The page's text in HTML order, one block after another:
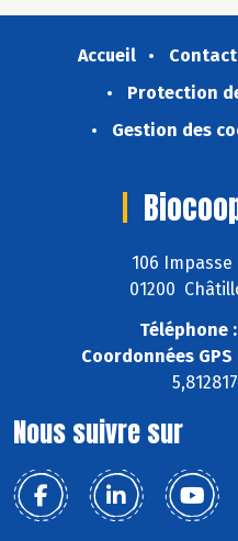
Accueil Contact
Protection
Gestion des
106
01200
Téléphone :
Coordonnées GPS
Nous suivre sur